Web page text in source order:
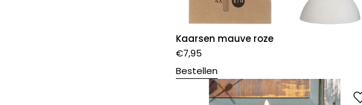
Kaarsen mauve roze
€7,95
Bestellen